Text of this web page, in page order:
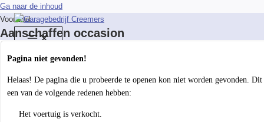
Ga naar de inhoud
Voorraad
Aanschaffen occasion
Pagina niet gevonden!
Helaas! De pagina die u probeerde te openen kon niet worden gevonden. Dit
een van de volgende redenen hebben:
Het voertuig is verkocht.